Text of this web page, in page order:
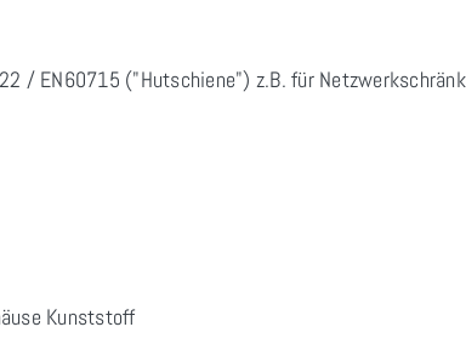
/ EN60715 ("Hutschiene") z.B. für
Kunststoff